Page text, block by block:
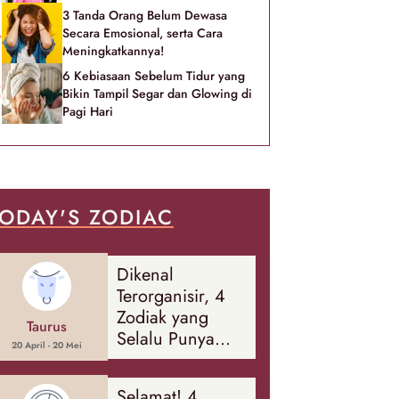
3 Tanda Orang Belum Dewasa
Secara Emosional, serta Cara
Meningkatkannya!
6 Kebiasaan Sebelum Tidur yang
Bikin Tampil Segar dan Glowing di
Pagi Hari
ZODIAC
Taurus
20 April - 20 Mei
Dikenal
Terorganisir, 4
Zodiak yang
Selalu Punya
Rencana
Cadangan Soal